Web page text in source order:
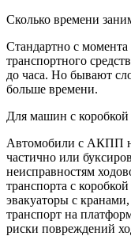
Сколько времени
Стандартно с момента
транспортного
до часа. Но бывают
больше времени.
Для машин с
Автомобили с АКПП
частично или
неисправностям
транспорта с
эвакуаторы с
транспорт на
риски повреждений